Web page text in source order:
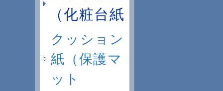
（化粧台紙
クッション
紙（保護マ
ット